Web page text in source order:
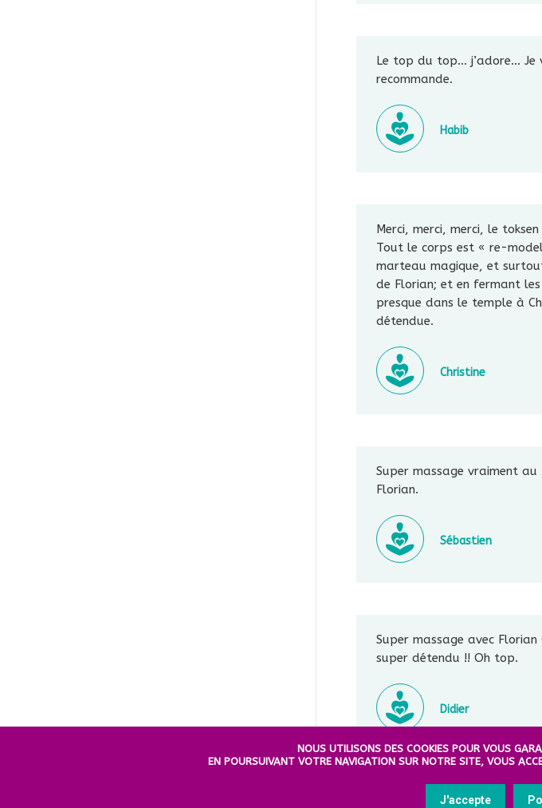
Le top du top… j’adore… Je
recommande.
Habib
Merci, merci, merci, le
Tout le corps est « re-
marteau magique, et
de Florian; et en fermant
presque dans le temple à
détendue.
Christine
Super massage vraiment
Florian.
Sébastien
Super massage avec Florian
super détendu !! Oh top.
Didier
NOUS UTILISONS DES COOKIES POUR VOUS
EN POURSUIVANT VOTRE NAVIGATION SUR NOTRE SITE, VOUS
J'accepte